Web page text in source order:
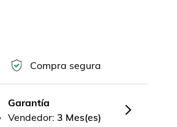
Compra segura
Garantía
Vendedor: 3 Mes(es)